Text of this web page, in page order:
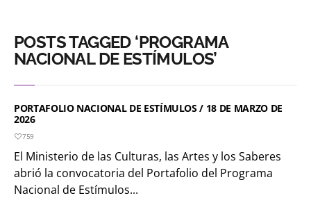
POSTS TAGGED ‘PROGRAMA
NACIONAL DE ESTÍMULOS’
PORTAFOLIO NACIONAL DE ESTÍMULOS / 18 DE MARZO DE
2026
759
El Ministerio de las Culturas, las Artes y los Saberes
abrió la convocatoria del Portafolio del Programa
Nacional de Estímulos...